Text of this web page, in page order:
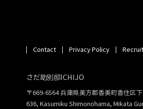
Contact Privacy Policy Recruit
さだ助別邸ICHIJO
〒669-6564 兵庫県美方郡香美町香住区
636, Kasumiku Shimonohama, Mikata